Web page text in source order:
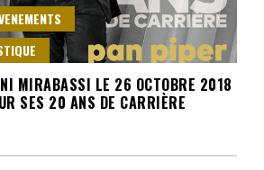
MIRABASSI LE 26 OCTOBRE 2018
SES 20 ANS DE CARRIÈRE